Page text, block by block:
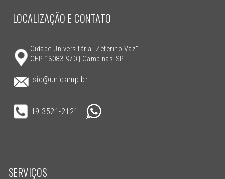
LOCALIZAÇÃO E CONTATO
Cidade Universitária "Zeferino Vaz"
CEP 13083-970 | Campinas-SP
sic@unicamp.br
19 3521-2121
SERVIÇOS